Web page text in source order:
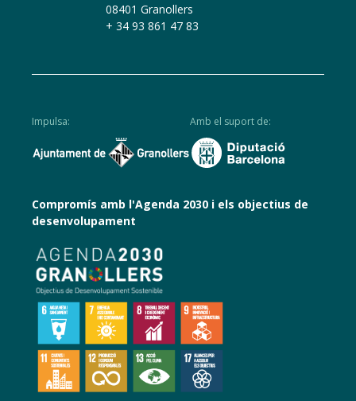
08401 Granollers
+ 34 93 861 47 83
Impulsa: Amb el suport de:
Compromís amb l'Agenda 2030 i els objectius de
desenvolupament